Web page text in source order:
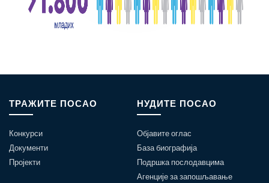
ТРАЖИТЕ ПОСАО
Конкурси
Документи
Пројекти
НУДИТЕ ПОСАО
Објавите оглас
База биографија
Подршка послодавцима
Агенције за запошљавање